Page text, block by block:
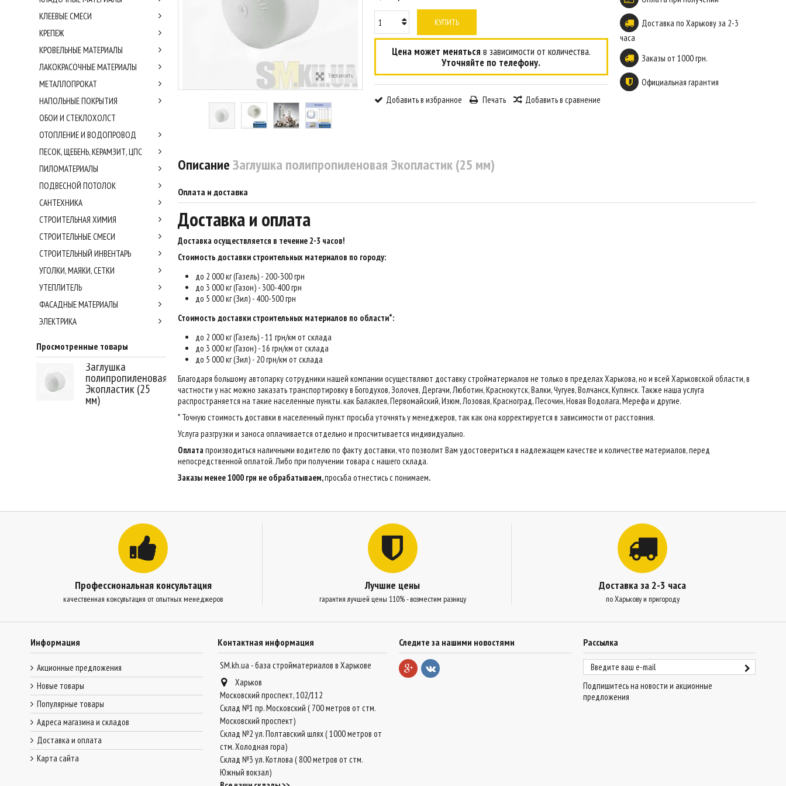
Увеличить
КУПИТЬ
Цена может меняться в зависимости от количества.
Уточняйте по телефону.
Добавить в избранное Печать Добавить в сравнение
Доставка по Харькову за 2-3
часа
Заказы от 1000 грн.
Официальная гарантия
ОписаниеЗаглушка полипропиленовая Экопластик (25 мм)
Оплата и доставка
Доставка и оплата
Доставка осуществляется в течение 2-3 часов!
Стоимость доставки строительных материалов по городу:
до 2 000 кг (Газель) - 200-300 грн
до 3 000 кг (Газон) - 300-400 грн
до 5 000 кг (Зил) - 400-500 грн
Стоимость доставки строительных материалов по области*:
до 2 000 кг (Газель) - 11 грн/км от склада
до 3 000 кг (Газон) - 16 грн/км от склада
до 5 000 кг (Зил) - 20 грн/км от склада
Благодаря большому автопарку сотрудники нашей компании осуществляют доставку стройматериалов не только в пределах Харькова, но и всей Харьковской области, в
частности у нас можно заказать транспортировку в Богодухов, Золочев, Дергачи, Люботин, Краснокутск, Валки, Чугуев, Волчанск, Купянск. Также наша услуга
распространяется на такие населенные пункты. как Балаклея, Первомайский, Изюм, Лозовая, Красноград, Песочин, Новая Водолага, Мерефа и другие.
* Точную стоимость доставки в населенный пункт просьба уточнять у менеджеров, так как она корректируется в зависимости от расстояния.
Услуга разгрузки и заноса оплачивается отдельно и просчитывается индивидуально.
Оплатапроизводиться наличными водителю по факту доставки, что позволит Вам удостовериться в надлежащем качестве и количестве материалов, перед
непосредственной оплатой. Либо при получении товара с нашего склада.
Заказы менее 1000 грн не обрабатываем,просьба отнестись с понимаем.
КЛЕЕВЫЕ СМЕСИ
КРЕПЕЖ
КРОВЕЛЬНЫЕ МАТЕРИАЛЫ
ЛАКОКРАСОЧНЫЕ МАТЕРИАЛЫ
МЕТАЛЛОПРОКАТ
НАПОЛЬНЫЕ ПОКРЫТИЯ
ОБОИ И СТЕКЛОХОЛСТ
ОТОПЛЕНИЕ И ВОДОПРОВОД
ПЕСОК, ЩЕБЕНЬ, КЕРАМЗИТ, ЦПС
ПИЛОМАТЕРИАЛЫ
ПОДВЕСНОЙ ПОТОЛОК
САНТЕХНИКА
СТРОИТЕЛЬНАЯ ХИМИЯ
СТРОИТЕЛЬНЫЕ СМЕСИ
СТРОИТЕЛЬНЫЙ ИНВЕНТАРЬ
УГОЛКИ, МАЯКИ, СЕТКИ
УТЕПЛИТЕЛЬ
ФАСАДНЫЕ МАТЕРИАЛЫ
ЭЛЕКТРИКА
Просмотренные товары
Заглушка
полипропиленовая
Экопластик (25
мм)
Профессиональная консультация
качественная консультация от опытных менеджеров
Лучшие цены
гарантия лучшей цены 110% - возместим разницу
Доставка за 2-3 часа
по Харькову и пригороду
Информация
Акционные предложения
Новые товары
Популярные товары
Адреса магазина и складов
Доставка и оплата
Карта сайта
Контактная информация
SM.kh.ua - база стройматериалов в Харькове
Харьков
Московский проспект, 102/112
Склад №1 пр. Московский ( 700 метров от стм.
Московский проспект)
Склад №2 ул. Полтавский шлях ( 1000 метров от
стм. Холодная гора)
Склад №3 ул. Котлова ( 800 метров от стм.
Южный вокзал)
Рассылка
Подпишитесь на новости и акционные
предложения
Следите за нашими новостями